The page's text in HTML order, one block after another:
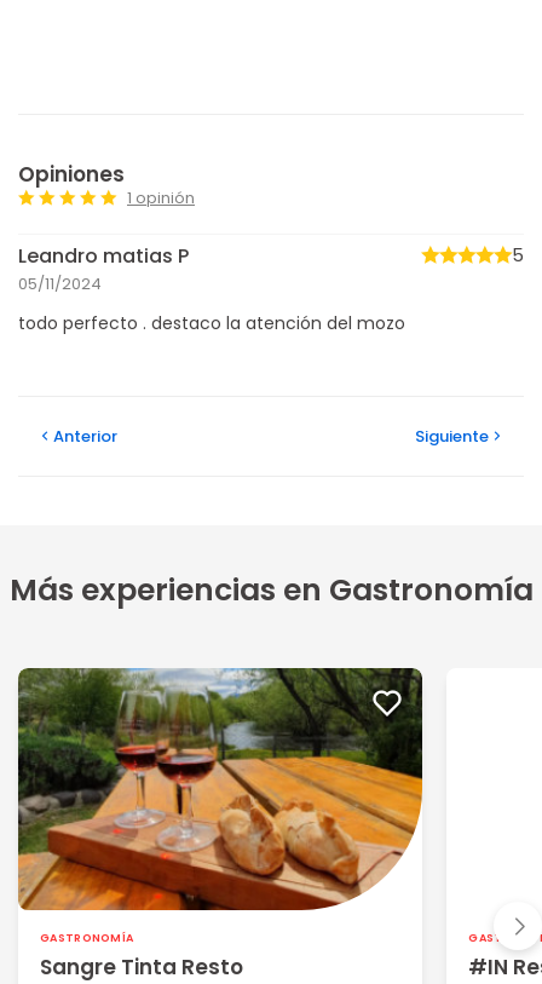
Opiniones
1 opinión
Leandro matias P
05/11/2024
5
todo perfecto . destaco la atención del mozo
Anterior Siguiente
Más experiencias en Gastronomía
GASTRONOMÍA
Sangre Tinta Resto #IN